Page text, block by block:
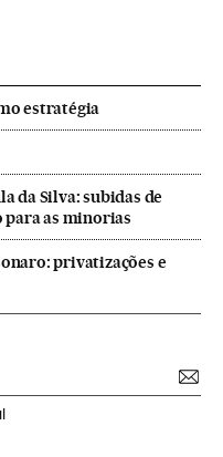
estratégia
da Silva: subidas de
para as minorias
privatizações e